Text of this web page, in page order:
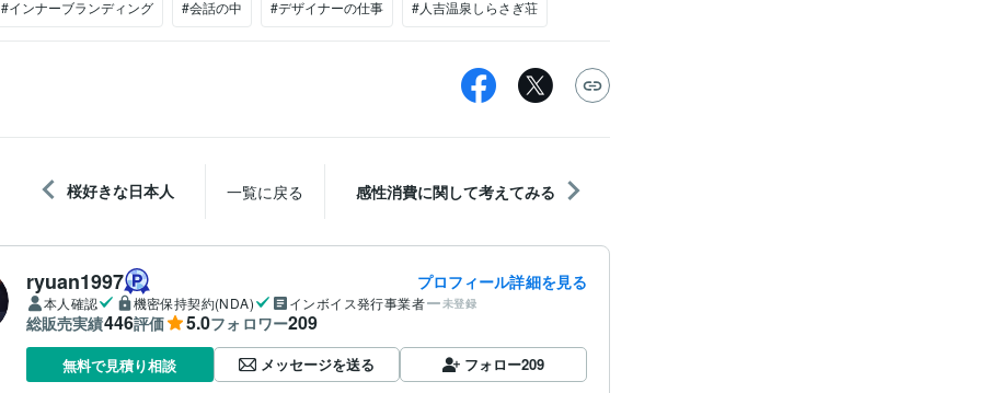
#インナーブランディング #会話の中 #デザイナーの仕事 #人吉温泉しらさぎ荘
桜好きな日本人 一覧に戻る 感性消費に関して考えてみる
ryuan1997 プロフィール詳細を見る
本人確認 機密保持契約(NDA) インボイス発行事業者 未登録
総販売実績446評価 5.0フォロワー209
無料で見積り相談 メッセージを送る フォロー209